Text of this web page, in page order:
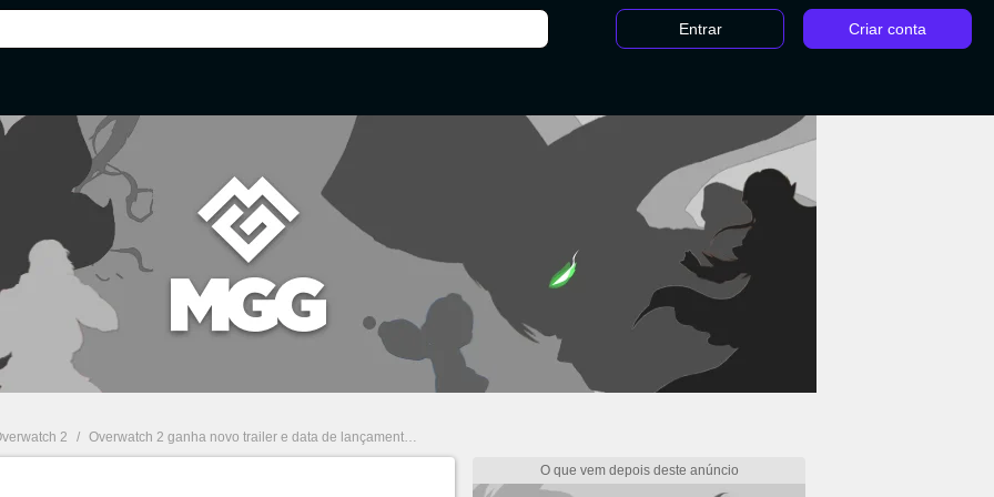
Entrar Criar conta
2 / Overwatch 2 ganha novo trailer e data de lançamento; modo PvP será free to play